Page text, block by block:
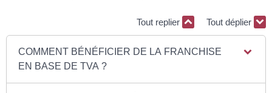
Tout replier Tout déplier
COMMENT BÉNÉFICIER DE LA FRANCHISE
EN BASE DE TVA ?